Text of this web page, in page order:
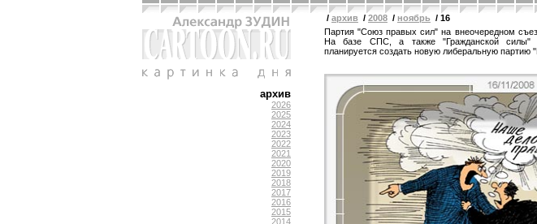
архив
2026
2025
2024
2023
2022
2021
2020
2019
2018
2017
2016
2015
2014
/ архив / 2008 / ноябрь / 16
Партия "Союз правых сил" на внеочередном
На базе СПС, а также "Гражданской силы"
планируется создать новую либеральную партию